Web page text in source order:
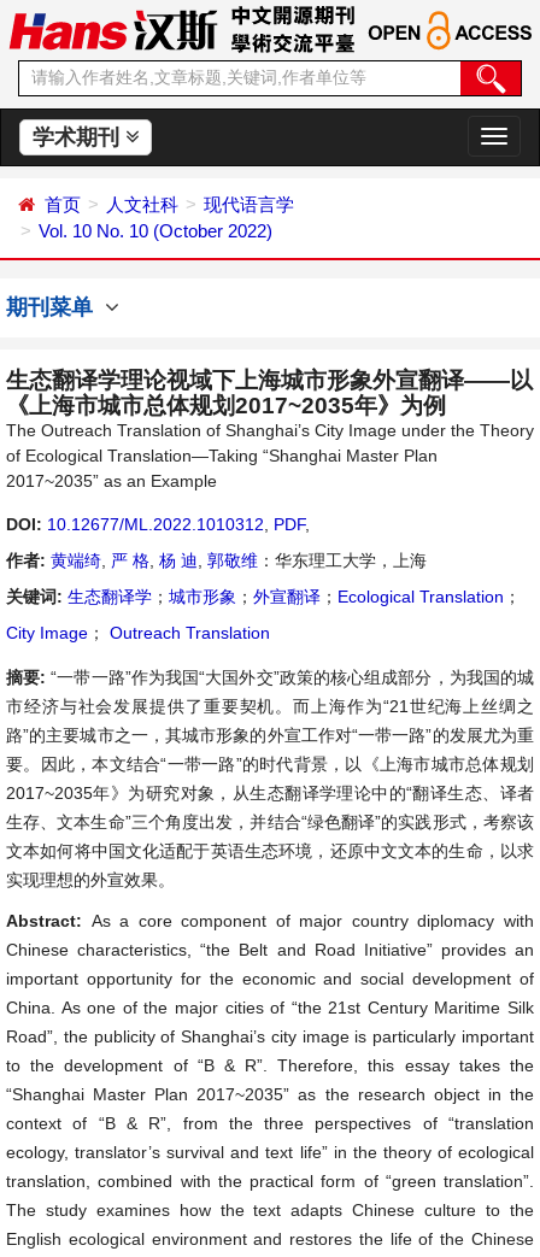
学术期刊
切
换
首页 人文社科
现代语言学
Vol. 10 No. 10 (October 2022)
期刊菜单
生态翻译学理论视域下上海城市形象外宣翻译——以
《上海市城市总体规划2017~2035年》为例
The Outreach Translation of Shanghai’s City Image under the Theory
of Ecological Translation—Taking “Shanghai Master Plan
2017~2035” as an Example
DOI: 10.12677/ML.2022.1010312 PDF,
作者: 黄端绮 严 格 杨 迪 郭敬维 ：华东理工大学，上海
关键词: 生态翻译学 ； 城市形象 ； 外宣翻译 ； Ecological Translation ；
City Image ； Outreach Translation
摘要:“一带一路”作为我国“大国外交”政策的核心组成部分，为我国的城
市经济与社会发展提供了重要契机。而上海作为“21世纪海上丝绸之
路”的主要城市之一，其城市形象的外宣工作对“一带一路”的发展尤为重
要。因此，本文结合“一带一路”的时代背景，以《上海市城市总体规划
2017~2035年》为研究对象，从生态翻译学理论中的“翻译生态、译者
生存、文本生命”三个角度出发，并结合“绿色翻译”的实践形式，考察该
文本如何将中国文化适配于英语生态环境，还原中文文本的生命，以求
实现理想的外宣效果。
Abstract: As a core component of major country diplomacy with
Chinese characteristics, “the Belt and Road Initiative” provides an
important opportunity for the economic and social development of
China. As one of the major cities of “the 21st Century Maritime Silk
Road”, the publicity of Shanghai’s city image is particularly important
to the development of “B & R”. Therefore, this essay takes the
“Shanghai Master Plan 2017~2035” as the research object in the
context of “B & R”, from the three perspectives of “translation
ecology, translator’s survival and text life” in the theory of ecological
translation, combined with the practical form of “green translation”.
The study examines how the text adapts Chinese culture to the
English ecological environment and restores the life of the Chinese